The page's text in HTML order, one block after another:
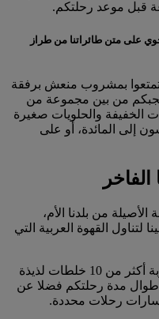
على متن طائراتنا من طراز
بمشروب منعش برفقة
من بين مجموعة من
الخفيفة والحلويات صغيرة
إلى المائدة، أو على
من بلدنا الأم،
لتناول القهوة العربية التي
وإذا كنتم تفضلون الشاي، يمكنكم تجربة أكثر من 10 خلطات لذيذة
طوال مدة رحلتكم فضلا عن
رحلات محددة.